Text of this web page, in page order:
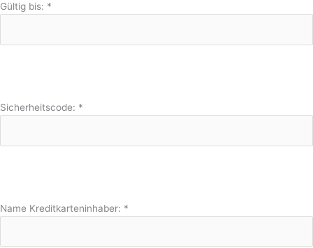
Gültig bis: *
Sicherheitscode: *
Name Kreditkarteninhaber: *